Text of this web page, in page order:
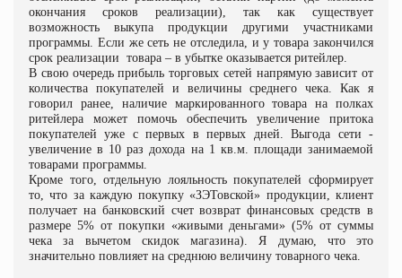
окончания сроков реализации), так как существует
возможность выкупа продукции другими участниками
программы. Если же сеть не отследила, и у товара закончился
срок реализации товара – в убытке оказывается ритейлер.
В свою очередь прибыль торговых сетей напрямую зависит от
количества покупателей и величины среднего чека. Как я
говорил ранее, наличие маркированного товара на полках
ритейлера может помочь обеспечить увеличение притока
покупателей уже с первых в первых дней.Выгода сети -
увеличение в 10 раз дохода на 1 кв.м. площади занимаемой
товарами программы.
Кроме того, отдельную лояльность покупателей сформирует
то, что за каждую покупку «ЗЭТовской» продукции, клиент
получает на банковский счет возврат финансовых средств в
размере 5% от покупки «живыми деньгами» (5% от суммы
чека за вычетом скидок магазина). Я думаю, что это
значительно повлияет на среднюю величину товарного чека.